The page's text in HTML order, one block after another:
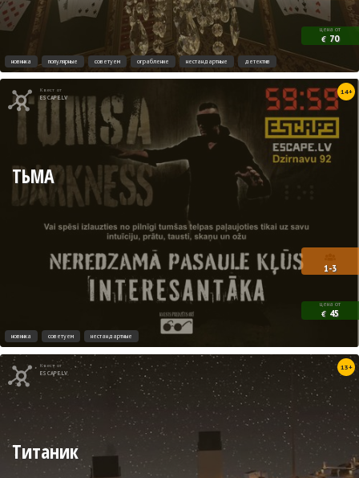
цена от
€ 70
новинка популярные советуем ограбление нестандартные детектив
Квест от
ESCAPE.LV
14+
1-3
цена от
€ 45
ТЬМА
новинка советуем нестандартные
Квест от
ESCAPE.LV
13+
Титаник